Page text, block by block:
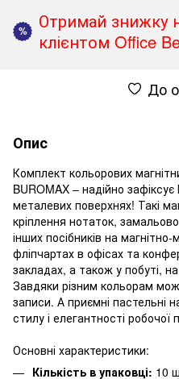
%
Отримай знижку
клієнтом Office
До
Опис
Комплект кольорових
BUROMAX – надійно
металевих поверхнях! Такі
кріплення нотаток,
інших посібників на
фліпчартах в офісах та
закладах, а також у побуті,
Завдяки різним кольорам
записи. А приємні пастельні
стилу і елегантності робочої
Основні характеристики:
Кількість в упаковці: 10